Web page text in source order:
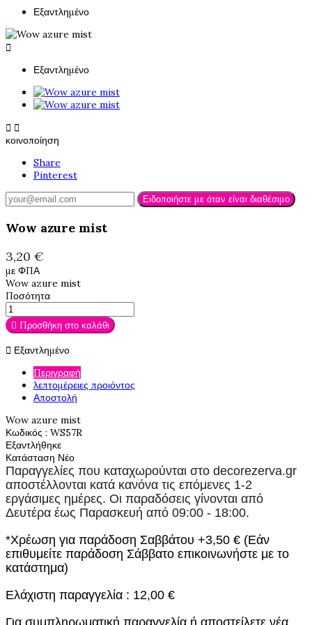
Εξαντλημένο

Εξαντλημένο
 
κοινοποίηση
Share
Pinterest
Ειδοποιήστε με όταν είναι διαθέσιμο
Wow azure mist
3,20 €
με ΦΠΑ
Wow azure mist
Ποσότητα
 Προσθήκη στο καλάθι
 Εξαντλημένο
Περιγραφή
λεπτομέρειες προιόντος
Αποστολή
Wow azure mist
Κωδικός : WS57R
Εξαντλήθηκε
Κατάσταση Νέο
Παραγγελίες που καταχωρούνται στο decorezerva.gr
αποστέλλονται κατά κανόνα τις επόμενες 1-2
εργάσιμες ημέρες. Οι παραδόσεις γίνονται από
Δευτέρα έως Παρασκευή από 09:00 - 18:00.
*Χρέωση για παράδοση Σαββάτου +3,50 € (Εάν
επιθυμείτε παράδοση Σάββατο επικοινωνήστε με το
κατάστημα)
Ελάχιστη παραγγελία : 12,00 €
Για συμπληρωματική παραγγελία ή αποστείλετε νέα